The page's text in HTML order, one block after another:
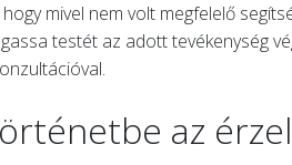
mivel nem volt megfelelő
testét az adott tevékenység
az